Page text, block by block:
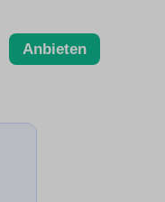
Anbieten